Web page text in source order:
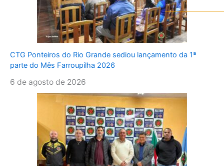
CTG Ponteiros do Rio Grande sediou lançamento da 1ª
parte do Mês Farroupilha 2026
6 de agosto de 2026